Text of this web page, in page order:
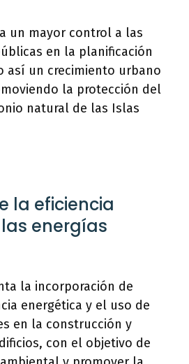
un mayor control a las
en la planificación
así un crecimiento urbano
la protección del
natural de las Islas
la eficiencia
energías
la incorporación de
energética y el uso de
en la construcción y
con el objetivo de